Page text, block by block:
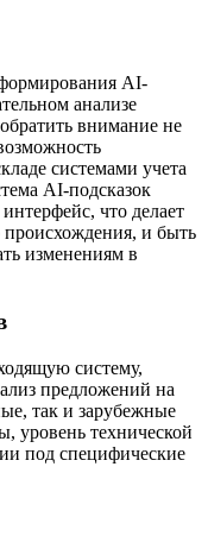
AI-
анализе
внимание не
системами учета
AI-подсказок
что делает
происхождения, и быть
изменениям в
систему,
предложений на
так и зарубежные
уровень технической
под специфические